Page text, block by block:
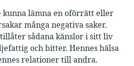
kunna lämna en oförrätt eller
många negativa saker.
sådana känslor i sitt liv
och bitter. Hennes hälsa
relationer till andra.